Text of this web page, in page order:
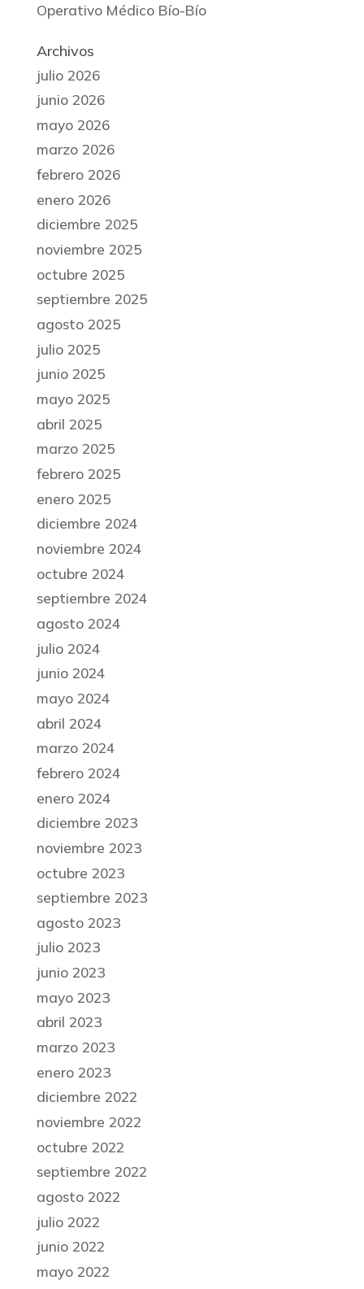
Operativo Médico Bío-Bío
Archivos
julio 2026
junio 2026
mayo 2026
marzo 2026
febrero 2026
enero 2026
diciembre 2025
noviembre 2025
octubre 2025
septiembre 2025
agosto 2025
julio 2025
junio 2025
mayo 2025
abril 2025
marzo 2025
febrero 2025
enero 2025
diciembre 2024
noviembre 2024
octubre 2024
septiembre 2024
agosto 2024
julio 2024
junio 2024
mayo 2024
abril 2024
marzo 2024
febrero 2024
enero 2024
diciembre 2023
noviembre 2023
octubre 2023
septiembre 2023
agosto 2023
julio 2023
junio 2023
mayo 2023
abril 2023
marzo 2023
enero 2023
diciembre 2022
noviembre 2022
octubre 2022
septiembre 2022
agosto 2022
julio 2022
junio 2022
mayo 2022